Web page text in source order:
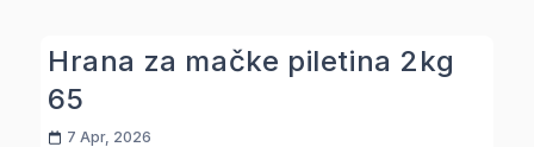
Hrana za mačke piletina 2kg
65
7 Apr, 2026